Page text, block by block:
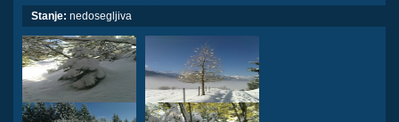
Stanje: nedosegljiva